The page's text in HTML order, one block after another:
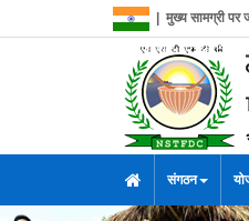
मुख्य सामग्री पर
संगठन